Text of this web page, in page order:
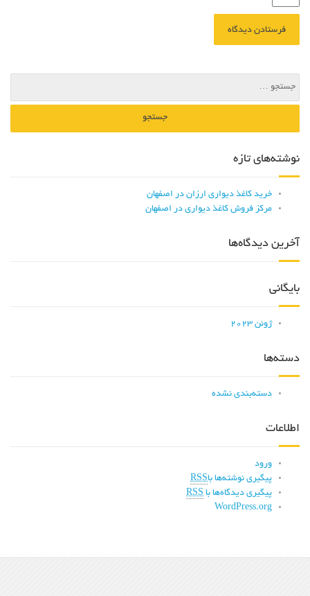
نوشته‌های تازه
خرید کاغذ دیواری ارزان در اصفهان
مرکز فروش کاغذ دیواری در اصفهان
آخرین دیدگاه‌ها
بایگانی
ژوئن 2023
دسته‌ها
دسته‌بندی نشده
اطلاعات
ورود
پیگیری نوشته‌ها باRSS
پیگیری دیدگاه‌ها با RSS
WordPress.org